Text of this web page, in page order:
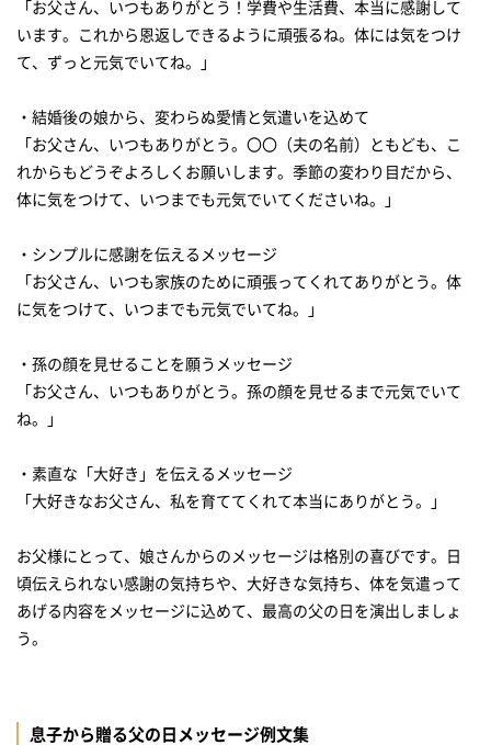
「お父さん、いつもありがとう！学費や生活費、本当に感謝して
います。これから恩返しできるように頑張るね。体には気をつけ
て、ずっと元気でいてね。」
・結婚後の娘から、変わらぬ愛情と気遣いを込めて
「お父さん、いつもありがとう。〇〇（夫の名前）ともども、こ
れからもどうぞよろしくお願いします。季節の変わり目だから、
体に気をつけて、いつまでも元気でいてくださいね。」
・シンプルに感謝を伝えるメッセージ
「お父さん、いつも家族のために頑張ってくれてありがとう。体
に気をつけて、いつまでも元気でいてね。」
・孫の顔を見せることを願うメッセージ
「お父さん、いつもありがとう。孫の顔を見せるまで元気でいて
ね。」
・素直な「大好き」を伝えるメッセージ
「大好きなお父さん、私を育ててくれて本当にありがとう。」
お父様にとって、娘さんからのメッセージは格別の喜びです。日
頃伝えられない感謝の気持ちや、大好きな気持ち、体を気遣って
あげる内容をメッセージに込めて、最高の父の日を演出しましょ
う。
息子から贈る父の日メッセージ例文集